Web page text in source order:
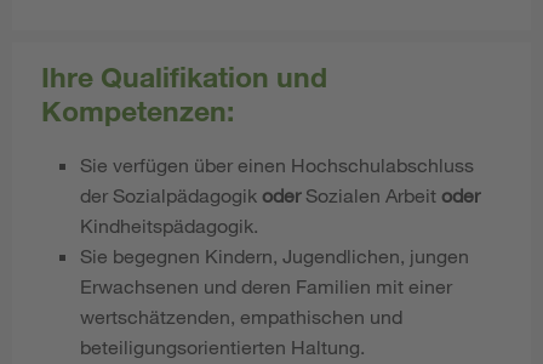
Ihre Qualifikation und
Kompetenzen:
Sie verfügen über einen Hochschulabschluss
der Sozialpädagogik oderSozialen Arbeit oder
Kindheitspädagogik.
Sie begegnen Kindern, Jugendlichen, jungen
Erwachsenen und deren Familien mit einer
wertschätzenden, empathischen und
beteiligungsorientierten Haltung.